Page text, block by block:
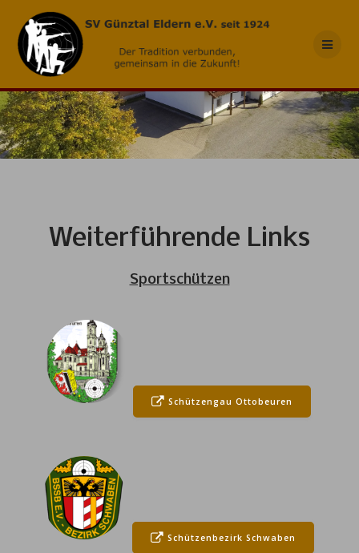
to
Weiterführende Links
Sportschützen
Schützengau Ottobeuren
Schützenbezirk Schwaben